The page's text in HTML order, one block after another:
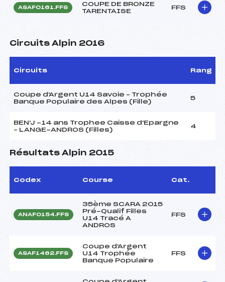
ASAF0161.FFS
COUPE DE BRONZE
TARENTAISE
FFS
Circuits Alpin 2016
Circuits Rang
Coupe d'Argent U14 Savoie – Trophée
Banque Populaire des Alpes (Fille)
5
BEN'J -14 ans Trophee Caisse d'Epargne
– LANGE-ANDROS (Filles)
4
Résultats Alpin 2015
Codex Course Cat.
ANAF0154.FFS
35ème SCARA 2015
Pré-Qualif Filles
U14 Tracé A
ANDROS
FFS
ASAF1462.FFS
Coupe d'Argent
U14 Trophée
Banque Populaire
FFS